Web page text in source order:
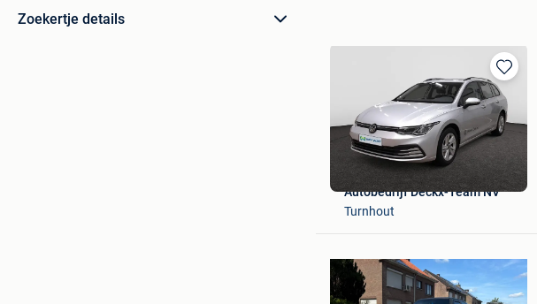
Zoekertje details
Bewaren
in
Mijn
Favorieten
Autobedrijf Deckx-Team NV
Turnhout
Mijn
Favorieten